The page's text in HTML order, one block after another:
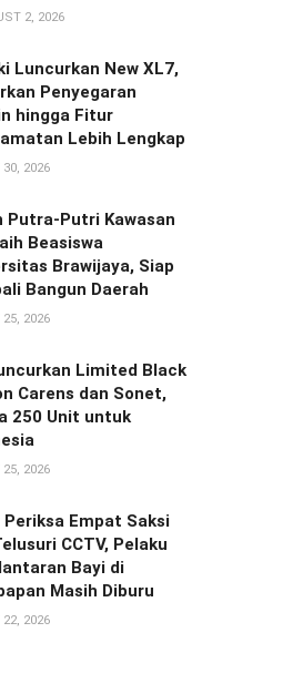
2, 2026
Luncurkan New XL7,
Penyegaran
hingga Fitur
Lebih Lengkap
2026
Putra-Putri Kawasan
Beasiswa
Brawijaya, Siap
Bangun Daerah
2026
Limited Black
Carens dan Sonet,
250 Unit untuk
2026
Periksa Empat Saksi
CCTV, Pelaku
Bayi di
Masih Diburu
2026